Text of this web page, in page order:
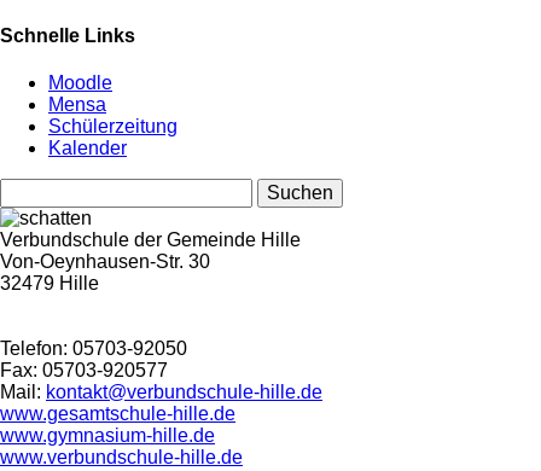
Schnelle Links
Moodle
Mensa
Schülerzeitung
Kalender
nach:
Verbundschule der Gemeinde Hille
Von-Oeynhausen-Str. 30
32479 Hille
Telefon: 05703-92050
Fax: 05703-920577
Mail: kontakt@verbundschule-hille.de
www.gesamtschule-hille.de
www.gymnasium-hille.de
www.verbundschule-hille.de